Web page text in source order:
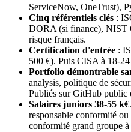
ServiceNow, OneTrust),
Cinq référentiels clés :
DORA (si finance), NIST
risque français.
Certification d'entrée :
500 €). Puis CISA à 18-
Portfolio démontrable
analysis, politique de
Publiés sur GitHub
Salaires juniors 38-55 k€
responsable conformité
conformité grand groupe